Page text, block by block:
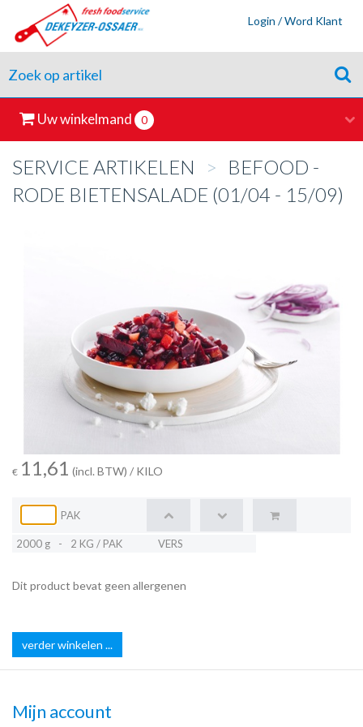
Login / Word Klant
Uw winkelmand 0
SERVICE ARTIKELEN > BEFOOD -
RODE BIETENSALADE (01/04 - 15/09)
€ 11,61 (incl. BTW) / KILO
PAK
2000 g - 2 KG / PAK VERS
Dit product bevat geen allergenen
verder winkelen ...
Mijn account